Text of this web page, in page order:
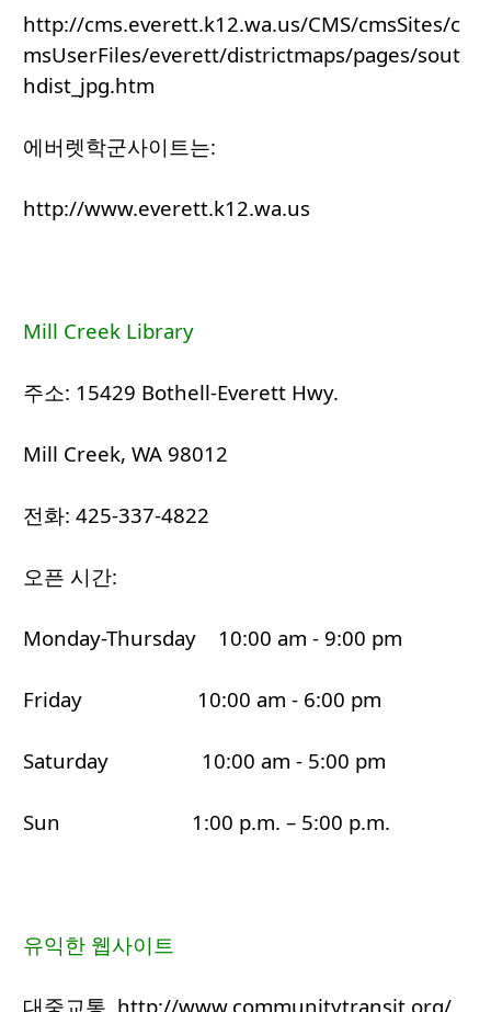
http://cms.everett.k12.wa.us/CMS/cmsSites/c
msUserFiles/everett/districtmaps/pages/sout
hdist_jpg.htm
에버렛학군사이트는:
http://www.everett.k12.wa.us
Mill Creek Library
주소: 15429 Bothell-Everett Hwy.
Mill Creek, WA 98012
전화: 425-337-4822
오픈 시간:
Monday-Thursday 10:00 am - 9:00 pm
Friday 10:00 am - 6:00 pm
Saturday 10:00 am - 5:00 pm
Sun 1:00 p.m. – 5:00 p.m.
유익한 웹사이트
대중교통 http://www.communitytransit.org/